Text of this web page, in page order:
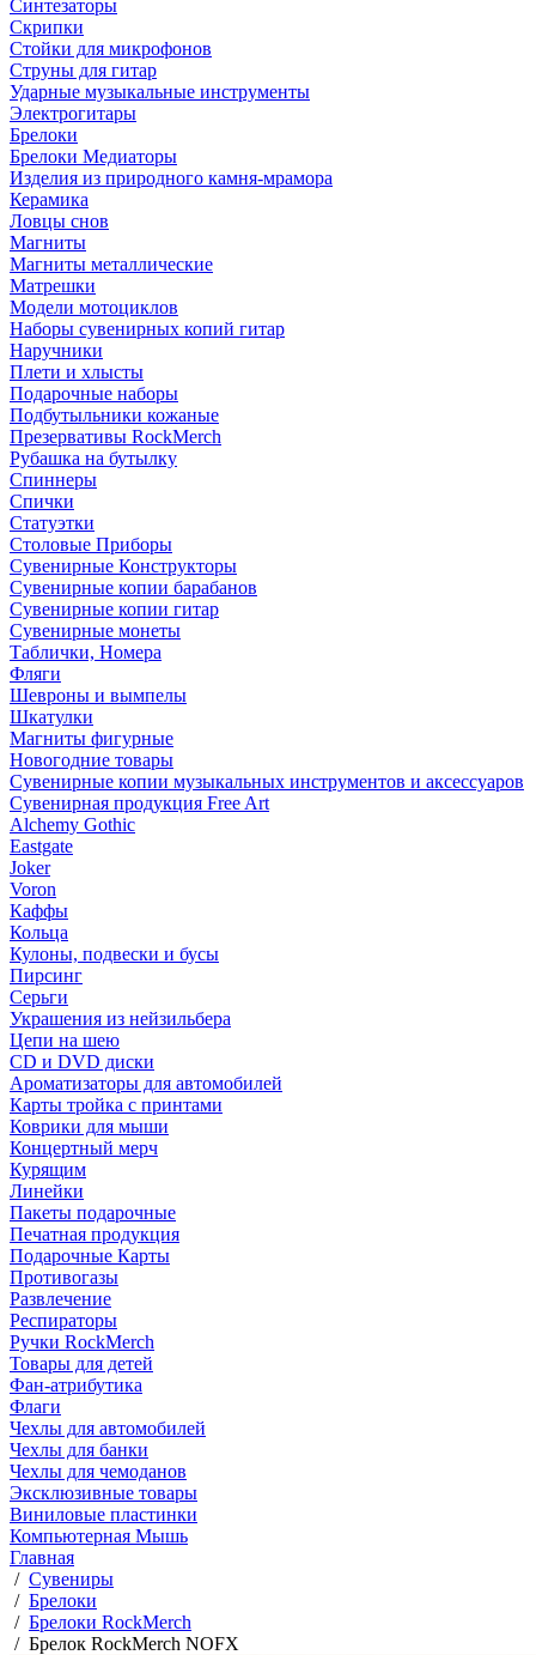
Синтезаторы
Скрипки
Стойки для микрофонов
Струны для гитар
Ударные музыкальные инструменты
Электрогитары
Брелоки
Брелоки Медиаторы
Изделия из природного камня-мрамора
Керамика
Ловцы снов
Магниты
Магниты металлические
Матрешки
Модели мотоциклов
Наборы сувенирных копий гитар
Наручники
Плети и хлысты
Подарочные наборы
Подбутыльники кожаные
Презервативы RockMerch
Рубашка на бутылку
Спиннеры
Спички
Статуэтки
Столовые Приборы
Сувенирные Конструкторы
Сувенирные копии барабанов
Сувенирные копии гитар
Сувенирные монеты
Таблички, Номера
Фляги
Шевроны и вымпелы
Шкатулки
Магниты фигурные
Новогодние товары
Сувенирные копии музыкальных инструментов и аксессуаров
Сувенирная продукция Free Art
Alchemy Gothic
Eastgate
Joker
Voron
Каффы
Кольца
Кулоны, подвески и бусы
Пирсинг
Серьги
Украшения из нейзильбера
Цепи на шею
CD и DVD диски
Ароматизаторы для автомобилей
Карты тройка с принтами
Коврики для мыши
Концертный мерч
Курящим
Линейки
Пакеты подарочные
Печатная продукция
Подарочные Карты
Противогазы
Развлечение
Респираторы
Ручки RockMerch
Товары для детей
Фан-атрибутика
Флаги
Чехлы для автомобилей
Чехлы для банки
Чехлы для чемоданов
Эксклюзивные товары
Виниловые пластинки
Компьютерная Мышь
Главная
/ Сувениры
/ Брелоки
/ Брелоки RockMerch
/ Брелок RockMerch NOFX